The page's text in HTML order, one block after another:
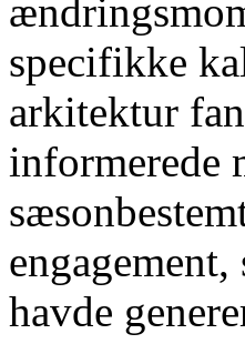
specifikke
arkitektur
informerede
havde